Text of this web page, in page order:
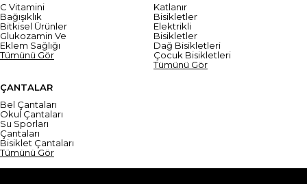
C Vitamini
Bağışıklık
Bitkisel Ürünler
Glukozamin Ve
Eklem Sağlığı
Tümünü Gör
Katlanır
Bisikletler
Elektrikli
Bisikletler
Dağ Bisikletleri
Çocuk Bisikletleri
Tümünü Gör
ÇANTALAR
Bel Çantaları
Okul Çantaları
Su Sporları
Çantaları
Bisiklet Çantaları
Tümünü Gör